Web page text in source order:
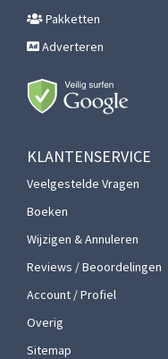
Pakketten
Adverteren
KLANTENSERVICE
Veelgestelde Vragen
Boeken
Wijzigen & Annuleren
Reviews / Beoordelingen
Account / Profiel
Overig
Sitemap